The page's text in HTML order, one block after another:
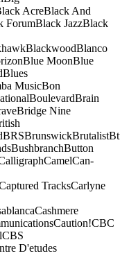
AcreBlack And
ForumBlack JazzBlack
BlackwoodBlanco
Blue MoonBlue
Blues
MusicBon
BoulevardBrain
Bridge Nine
BRSBrunswickBrutalist
BushbranchButton
CamelCan-
TracksCarlyne
Cashmere
Caution!CBC
CBS
D'etudes